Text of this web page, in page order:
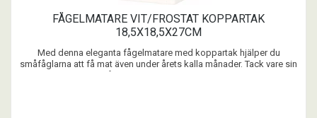
FÅGELMATARE VIT/FROSTAT KOPPARTAK
18,5X18,5X27CM
Med denna eleganta fågelmatare med koppartak hjälper du
småfåglarna att få mat även under årets kalla månader. Tack vare sin